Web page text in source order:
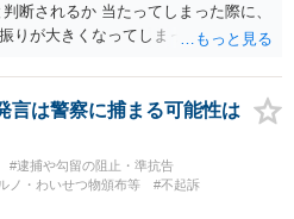
断されるか 当たってしまった際に、
りが大きくなってしまっていたこと
いのでしょうか？ お伺いする限り、
いかと思います。 ②逮捕、呼び出し
その他の犯罪を犯したとして、逮
ほどでしょうか？ 誤って当たってし
で女性等のアクションが無かったこ
れる可能性は極めて低いと思いま
言は警察に捕まる可能性は
#逮捕や勾留の阻止・準抗告
ノ・わいせつ物頒布等 #不起訴